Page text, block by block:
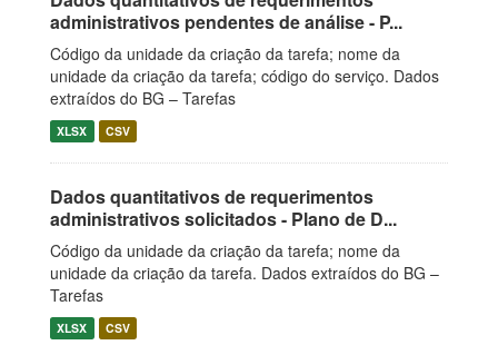
administrativos pendentes de análise - P...
Código da unidade da criação da tarefa; nome da
unidade da criação da tarefa; código do serviço. Dados
extraídos do BG – Tarefas
XLSX CSV
Dados quantitativos de requerimentos
administrativos solicitados - Plano de D...
Código da unidade da criação da tarefa; nome da
unidade da criação da tarefa. Dados extraídos do BG –
Tarefas
XLSX CSV